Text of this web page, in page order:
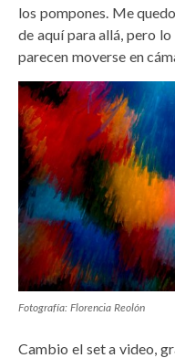
los pompones. Me
de aquí para allá, pero
parecen moverse en
Fotografía: Florencia Reolón
Cambio el set a video,